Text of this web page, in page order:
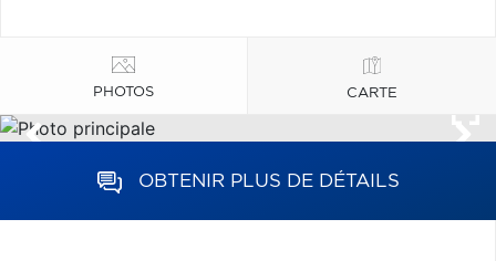
PHOTOS CARTE
OBTENIR PLUS DE DÉTAILS